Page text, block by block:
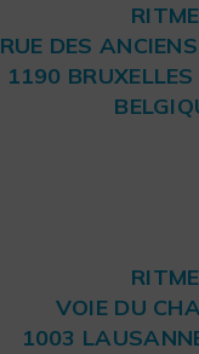
RITME
RUE DES
1190
RITME
VOIE DU
1003